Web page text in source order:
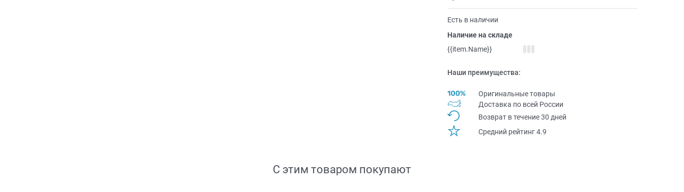
Есть в наличии
Наличие на складе
{{item.Name}}
Наши преимущества:
Оригинальные товары
Доставка по всей Pоссии
Возврат в течение 30 дней
Средний рейтинг 4.9
С этим товаром покупают